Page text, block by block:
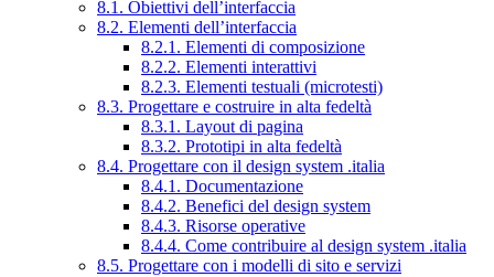
8.1. Obiettivi dell’interfaccia
8.2. Elementi dell’interfaccia
8.2.1. Elementi di composizione
8.2.2. Elementi interattivi
8.2.3. Elementi testuali (microtesti)
8.3. Progettare e costruire in alta fedeltà
8.3.1. Layout di pagina
8.3.2. Prototipi in alta fedeltà
8.4. Progettare con il design system .italia
8.4.1. Documentazione
8.4.2. Benefici del design system
8.4.3. Risorse operative
8.4.4. Come contribuire al design system .italia
8.5. Progettare con i modelli di sito e servizi